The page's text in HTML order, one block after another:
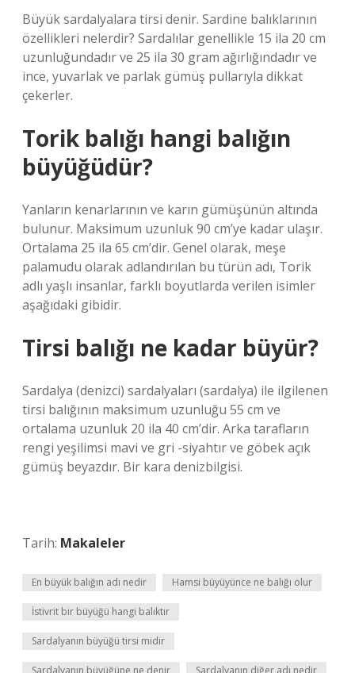
Büyük sardalyalara tirsi denir. Sardine balıklarının
özellikleri nelerdir? Sardalılar genellikle 15 ila 20 cm
uzunluğundadır ve 25 ila 30 gram ağırlığındadır ve
ince, yuvarlak ve parlak gümüş pullarıyla dikkat
çekerler.
Torik balığı hangi balığın
büyüğüdür?
Yanların kenarlarının ve karın gümüşünün altında
bulunur. Maksimum uzunluk 90 cm’ye kadar ulaşır.
Ortalama 25 ila 65 cm’dir. Genel olarak, meşe
palamudu olarak adlandırılan bu türün adı, Torik
adlı yaşlı insanlar, farklı boyutlarda verilen isimler
aşağıdaki gibidir.
Tirsi balığı ne kadar büyür?
Sardalya (denizci) sardalyaları (sardalya) ile ilgilenen
tirsi balığının maksimum uzunluğu 55 cm ve
ortalama uzunluk 20 ila 40 cm’dir. Arka tarafların
rengi yeşilimsi mavi ve gri -siyahtır ve göbek açık
gümüş beyazdır. Bir kara denizbilgisi.
Tarih: Makaleler
En büyük balığın adı nedir Hamsi büyüyünce ne balığı olur
İstivrit bir büyüğü hangi balıktır
Sardalyanın büyüğü tirsi midir
Sardalyanın büyüğüne ne denir Sardalyanın diğer adı nedir